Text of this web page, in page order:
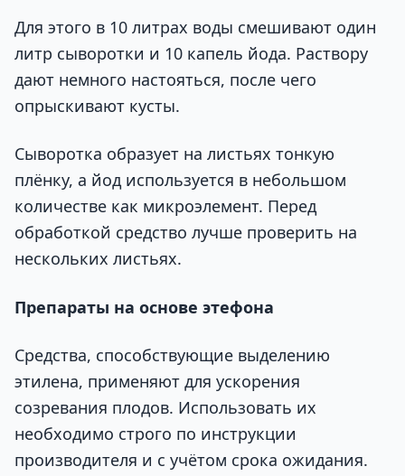
Для этого в 10 литрах воды смешивают один
литр сыворотки и 10 капель йода. Раствору
дают немного настояться, после чего
опрыскивают кусты.
Сыворотка образует на листьях тонкую
плёнку, а йод используется в небольшом
количестве как микроэлемент. Перед
обработкой средство лучше проверить на
нескольких листьях.
Препараты на основе этефона
Средства, способствующие выделению
этилена, применяют для ускорения
созревания плодов. Использовать их
необходимо строго по инструкции
производителя и с учётом срока ожидания.